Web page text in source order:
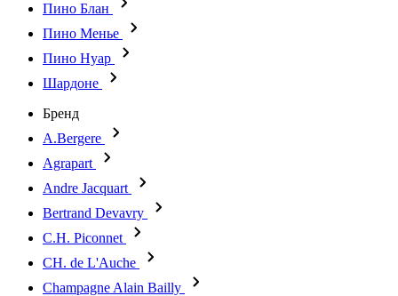
Пино Блан
Пино Менье
Пино Нуар
Шардоне
Бренд
A.Bergere
Agrapart
Andre Jacquart
Bertrand Devavry
C.H. Piconnet
CH. de L'Auche
Champagne Alain Bailly